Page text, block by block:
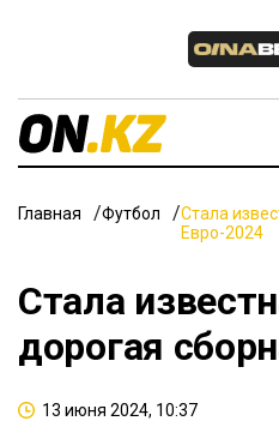
Главная Футбол
Стала
Евро-2024
Стала
дорогая
13 июня 2024, 10:37